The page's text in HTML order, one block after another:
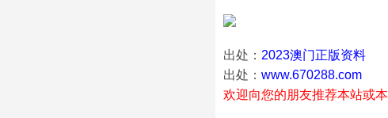
出处： 2023澳门正版资料
出处： www.670288.com
欢迎向您的朋友推荐本站或